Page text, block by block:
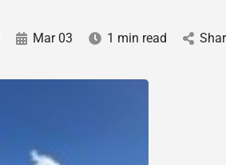
Mar 03 1 min read